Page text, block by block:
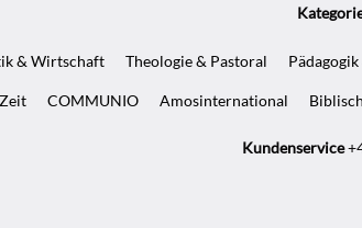
& Wirtschaft Theologie & Pastoral
COMMUNIO Amosinternational
Kundenservice